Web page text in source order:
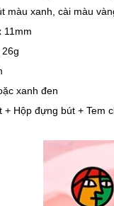
màu xanh, cài màu
11mm
xanh đen
+ Hộp đựng bút + Tem